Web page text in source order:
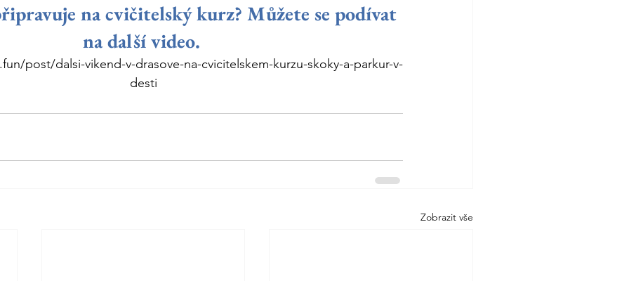
na cvičitelský kurz? Můžete se podívat
na další video.
post/dalsi-vikend-v-drasove-na-cvicitelskem-kurzu-skoky-a-parkur-v-
desti
Zobrazit vše